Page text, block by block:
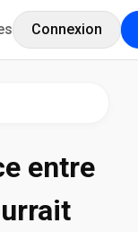
Connexion
entre